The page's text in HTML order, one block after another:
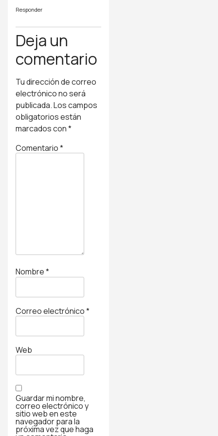
Responder
Deja un
comentario
Tu dirección de correo
electrónico no será
publicada.Los campos
obligatorios están
marcados con*
Comentario*
Nombre*
Correo electrónico*
Web
Guardar mi nombre,
correo electrónico y
sitio web en este
navegador para la
próxima vez que haga